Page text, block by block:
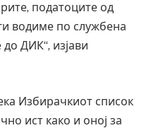
податоците од
водиме по службена
ДИК“, изјави
Избирачкиот список
ист како и оној за